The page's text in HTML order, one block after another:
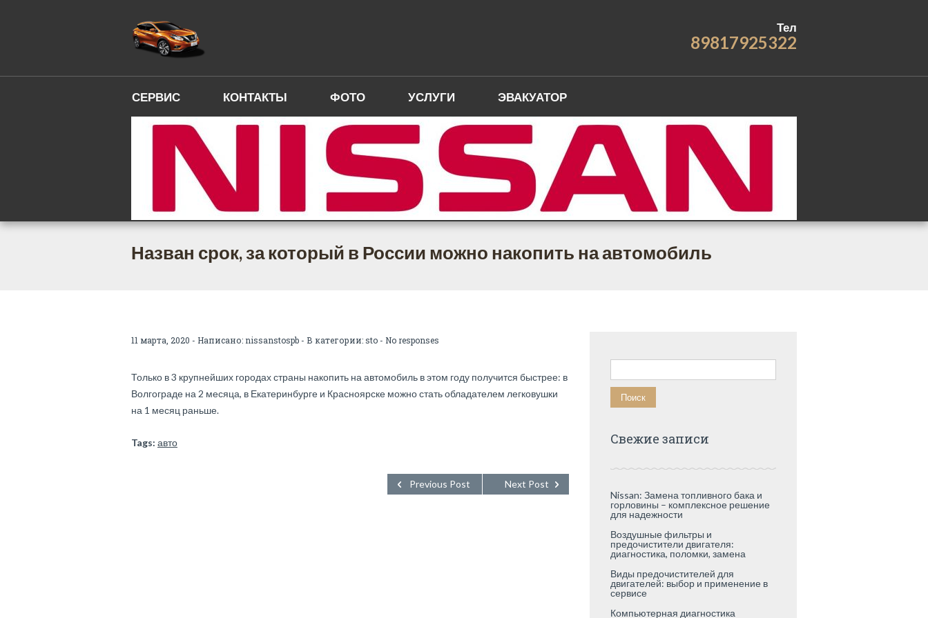
Тел
89817925322
СЕРВИС КОНТАКТЫ ФОТО УСЛУГИ ЭВАКУАТОР
Назван срок, за который в России можно накопить на автомобиль
11 марта, 2020 - Написано: nissanstospb - В категории:sto - No responses
Только в 3 крупнейших городах страны накопить на автомобиль в этом году получится быстрее: в
Волгограде на 2 месяца, в Екатеринбурге и Красноярске можно стать обладателем легковушки
на 1 месяц раньше.
Tags: авто
Next Post
Previous Post
Найти:
Свежие записи
Nissan: Замена топливного бака и
горловины – комплексное решение
для надежности
Воздушные фильтры и
предочистители двигателя:
диагностика, поломки, замена
Виды предочистителей для
двигателей: выбор и применение в
сервисе
Компьютерная диагностика